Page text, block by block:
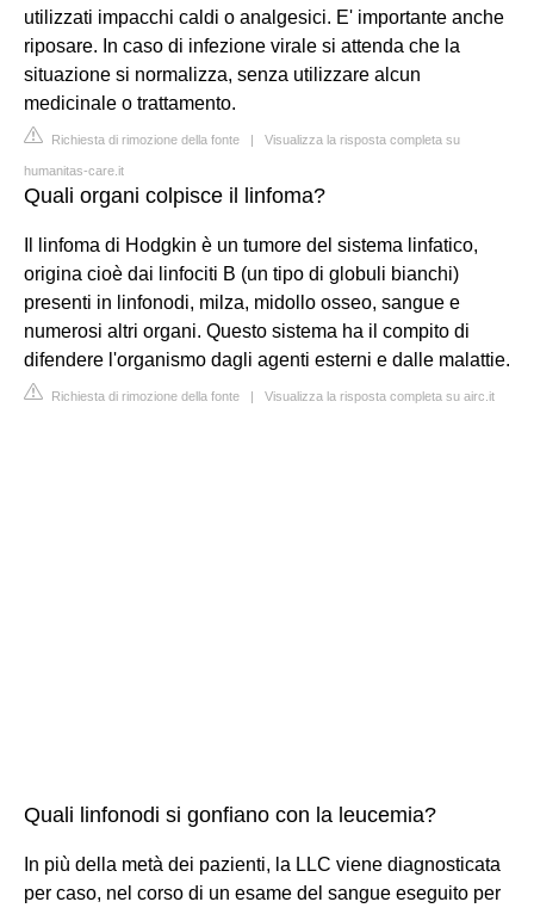
utilizzati impacchi caldi o analgesici. E' importante anche
riposare. In caso di infezione virale si attenda che la
situazione si normalizza, senza utilizzare alcun
medicinale o trattamento.
Richiesta di rimozione della fonte | Visualizza la risposta completa su
humanitas-care.it
Quali organi colpisce il linfoma?
Il linfoma di Hodgkin è un tumore del sistema linfatico,
origina cioè dai linfociti B (un tipo di globuli bianchi)
presenti in linfonodi, milza, midollo osseo, sangue e
numerosi altri organi. Questo sistema ha il compito di
difendere l'organismo dagli agenti esterni e dalle malattie.
Richiesta di rimozione della fonte | Visualizza la risposta completa su airc.it
Quali linfonodi si gonfiano con la leucemia?
In più della metà dei pazienti, la LLC viene diagnosticata
per caso, nel corso di un esame del sangue eseguito per